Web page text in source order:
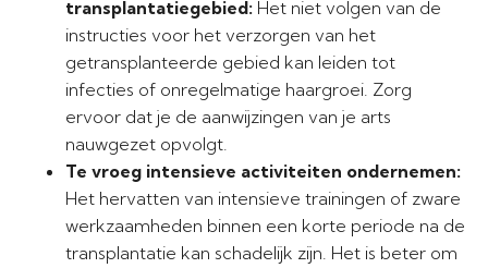
transplantatiegebied: Het niet volgen van de
instructies voor het verzorgen van het
getransplanteerde gebied kan leiden tot
infecties of onregelmatige haargroei. Zorg
ervoor dat je de aanwijzingen van je arts
nauwgezet opvolgt.
Te vroeg intensieve activiteiten ondernemen:
Het hervatten van intensieve trainingen of zware
werkzaamheden binnen een korte periode na de
transplantatie kan schadelijk zijn. Het is beter om